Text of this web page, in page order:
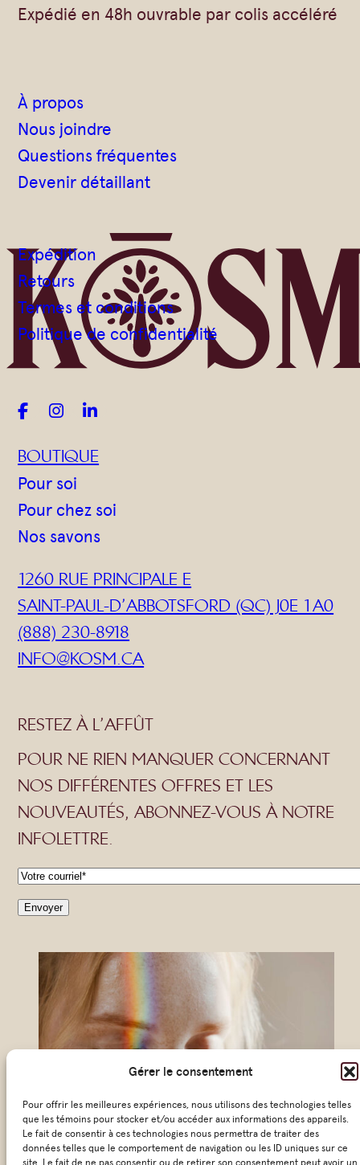
Gérer le consentement
Pour offrir les meilleures expériences, nous utilisons des technologies telles
que les témoins pour stocker et/ou accéder aux informations des appareils.
Le fait de consentir à ces technologies nous permettra de traiter des
données telles que le comportement de navigation ou les ID uniques sur ce
site. Le fait de ne pas consentir ou de retirer son consentement peut avoir un
Expédié en 48h ouvrable par colis accéléré
À propos
Nous joindre
Questions fréquentes
Devenir détaillant
Expédition
Retours
Termes et conditions
Politique de confidentialité
  
BOUTIQUE
Pour soi
Pour chez soi
Nos savons
1260 RUE PRINCIPALE E
SAINT-PAUL-D’ABBOTSFORD (QC) J0E 1A0
(888) 230-8918
INFO@KOSM.CA
RESTEZ À L’AFFÛT
POUR NE RIEN MANQUER CONCERNANT
NOS DIFFÉRENTES OFFRES ET LES
NOUVEAUTÉS, ABONNEZ-VOUS À NOTRE
INFOLETTRE.
C
o
l
Envoyer